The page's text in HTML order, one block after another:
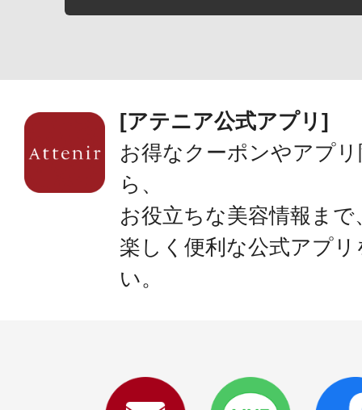
[アテニア公式アプリ]
お得なクーポンやアプ
ら、
お役立ちな美容情報まで
楽しく便利な公式アプ
い。